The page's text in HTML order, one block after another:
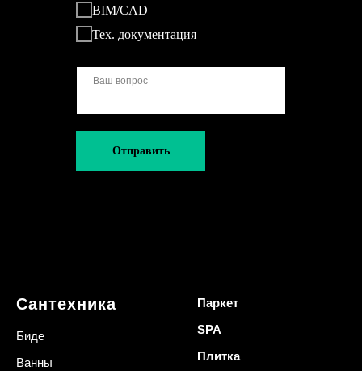
BIM/CAD
Тех. документация
Отправить
Сантехника
Биде
Ванны
Паркет
SPA
Плитка